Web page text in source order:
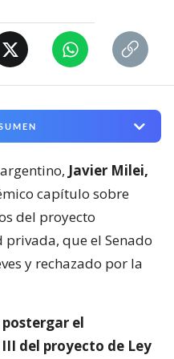
Javier Milei,
capítulo sobre
del proyecto
que el Senado
y rechazado por la
postergar el
del proyecto de Ley